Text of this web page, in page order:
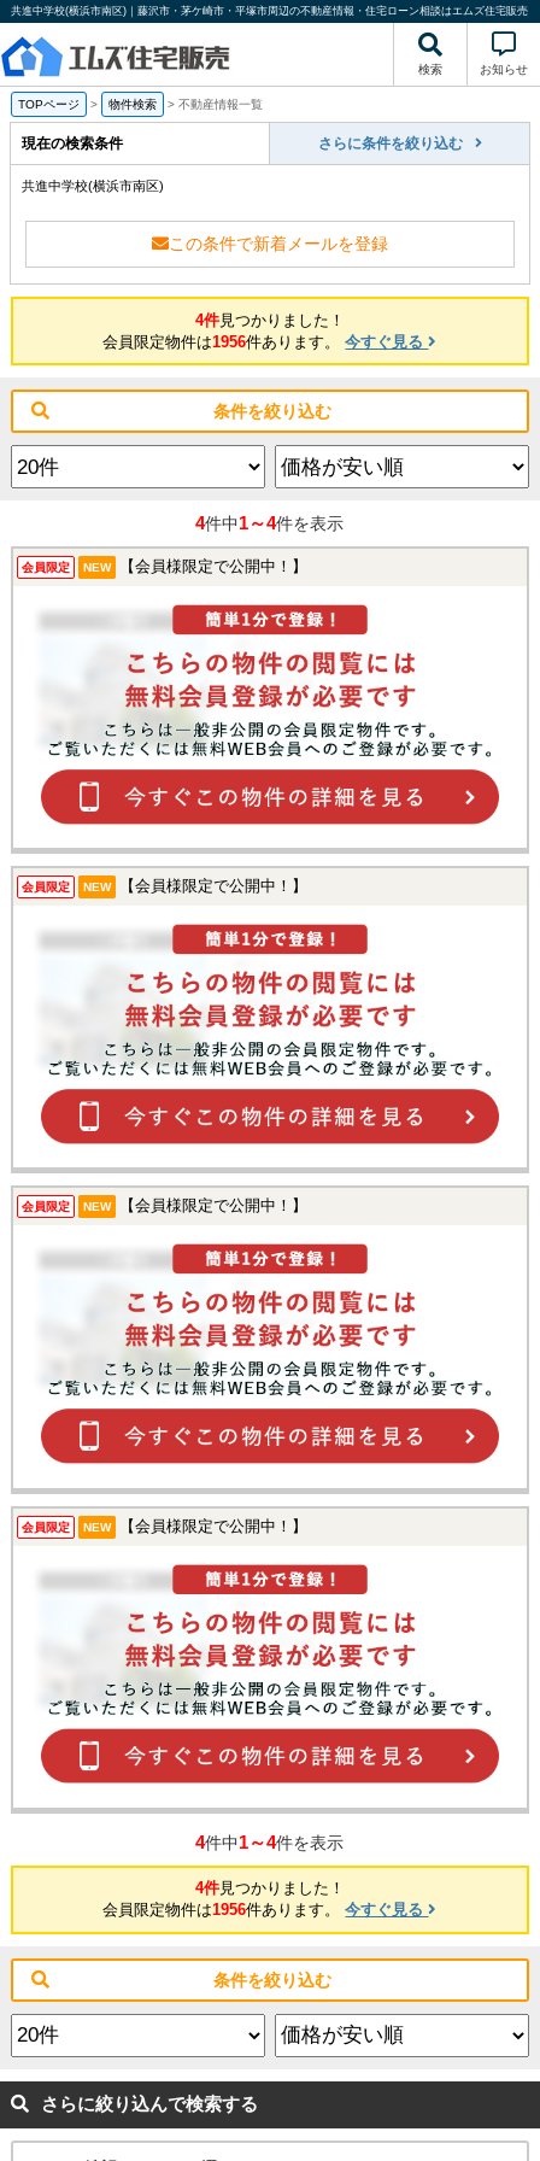
共進中学校(横浜市南区)｜藤沢市・茅ケ崎市・平塚市周辺の不動産情報・住宅ローン相談はエムズ住宅販売
検索 お知らせ
TOPページ > 物件検索 > 不動産情報一覧
現在の検索条件 さらに条件を絞り込む
共進中学校(横浜市南区)
この条件で新着メールを登録
4件見つかりました！
会員限定物件は1956件あります。今すぐ見る
条件を絞り込む
4件中1～4件を表示
会員限定 NEW 【会員様限定で公開中！】
会員限定 NEW 【会員様限定で公開中！】
会員限定 NEW 【会員様限定で公開中！】
会員限定 NEW 【会員様限定で公開中！】
4件中1～4件を表示
4件見つかりました！
会員限定物件は1956件あります。今すぐ見る
条件を絞り込む
さらに絞り込んで検索する